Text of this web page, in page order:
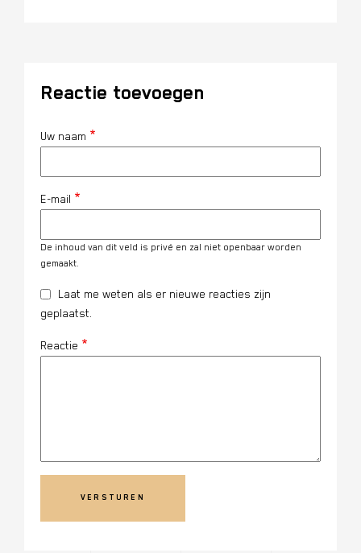
Reactie toevoegen
Uw naam
E-mail
De inhoud van dit veld is privé en zal niet openbaar worden
gemaakt.
Laat me weten als er nieuwe reacties zijn
geplaatst.
Reactie